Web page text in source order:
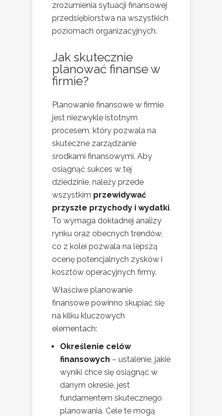
zrozumienia sytuacji finansowej
przedsiębiorstwa na wszystkich
poziomach organizacyjnych.
Jak skutecznie
planować finanse w
firmie?
Planowanie finansowe w firmie
jest niezwykle istotnym
procesem, który pozwala na
skuteczne zarządzanie
środkami finansowymi. Aby
osiągnąć sukces w tej
dziedzinie, należy przede
wszystkim przewidywać
przyszłe przychody i wydatki.
To wymaga dokładnej analizy
rynku oraz obecnych trendów,
co z kolei pozwala na lepszą
ocenę potencjalnych zysków i
kosztów operacyjnych firmy.
Właściwe planowanie
finansowe powinno skupiać się
na kilku kluczowych
elementach:
Określenie celów
finansowych – ustalenie, jakie
wyniki chce się osiągnąć w
danym okresie, jest
fundamentem skutecznego
planowania. Cele te mogą